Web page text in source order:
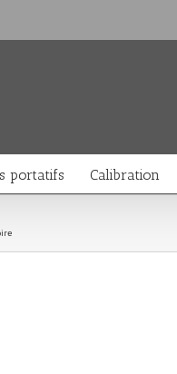
portatifs Calibration